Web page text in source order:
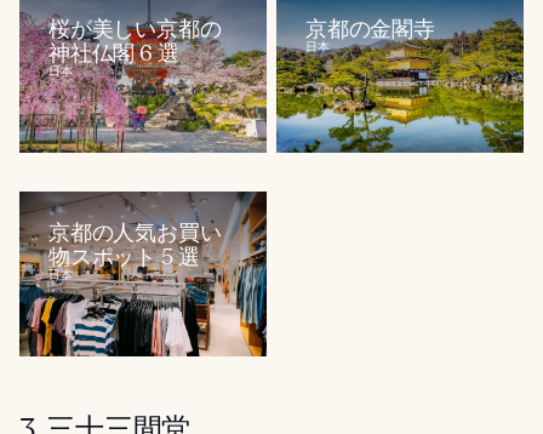
桜が美しい京都の
神社仏閣 6 選
日本
京都の金閣寺
日本
京都の人気お買い
物スポット 5 選
日本